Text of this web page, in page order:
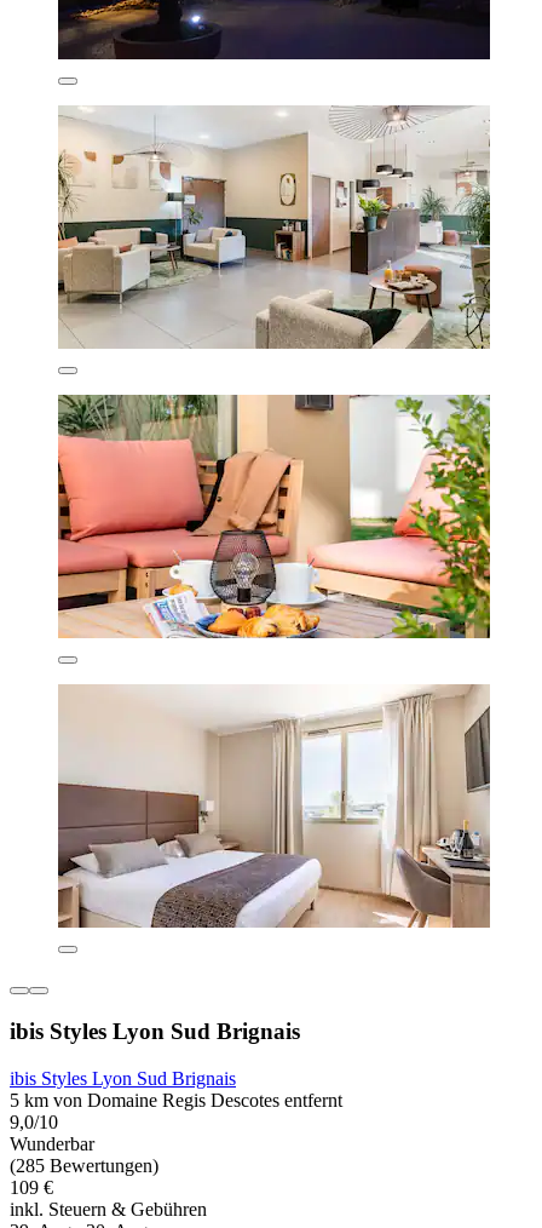
ibis Styles Lyon Sud Brignais
ibis Styles Lyon Sud Brignais
5 km von Domaine Regis Descotes entfernt
9,0/10
Wunderbar
(285 Bewertungen)
109 €
inkl. Steuern & Gebühren